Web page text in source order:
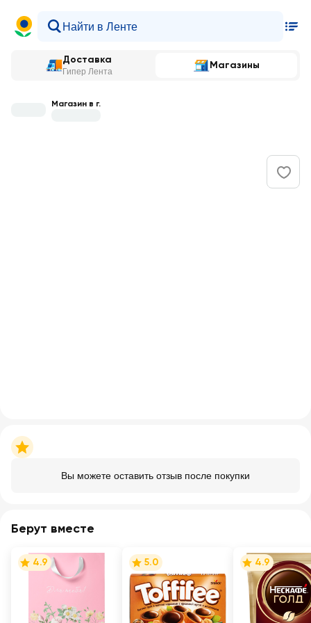
Доставка
Гипер Лента
Магазины
Магазин в г.
Вы можете оставить отзыв после покупки
Берут вместе
4.9 5.0 4.9